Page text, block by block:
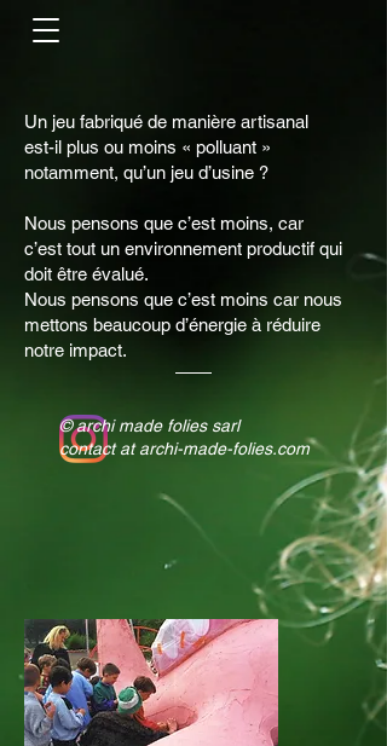
Un jeu fabriqué de manière artisanal
est-il plus ou moins « polluant »
notamment, qu’un jeu d’usine ?
Nous pensons que c’est moins, car
c’est tout un environnement productif qui
doit être évalué.
Nous pensons que c’est moins car nous
mettons beaucoup d’énergie à réduire
notre impact.
© archi made folies sarl
contact at archi-made-folies.com